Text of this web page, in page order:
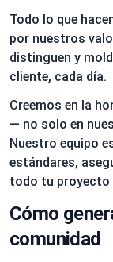
Todo lo que
por nuestros
distinguen y
cliente, cada día.
Creemos en la
— no solo en
Nuestro equipo
estándares,
todo tu proyecto
Cómo
comunidad